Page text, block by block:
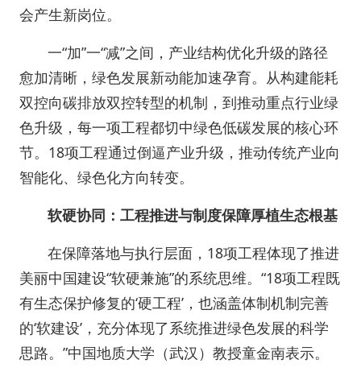
会产生新岗位。
一“加”一“减”之间，产业结构优化升级的路径
愈加清晰，绿色发展新动能加速孕育。从构建能耗
双控向碳排放双控转型的机制，到推动重点行业绿
色升级，每一项工程都切中绿色低碳发展的核心环
节。18项工程通过倒逼产业升级，推动传统产业向
智能化、绿色化方向转变。
软硬协同：工程推进与制度保障厚植生态根基
在保障落地与执行层面，18项工程体现了推进
美丽中国建设“软硬兼施”的系统思维。“18项工程既
有生态保护修复的‘硬工程’，也涵盖体制机制完善
的‘软建设’，充分体现了系统推进绿色发展的科学
思路。”中国地质大学（武汉）教授童金南表示。